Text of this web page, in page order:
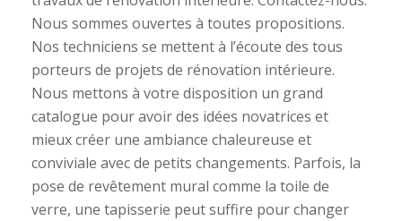
Nous sommes ouvertes à toutes propositions.
Nos techniciens se mettent à l’écoute des tous
porteurs de projets de rénovation intérieure.
Nous mettons à votre disposition un grand
catalogue pour avoir des idées novatrices et
mieux créer une ambiance chaleureuse et
conviviale avec de petits changements. Parfois, la
pose de revêtement mural comme la toile de
verre, une tapisserie peut suffire pour changer